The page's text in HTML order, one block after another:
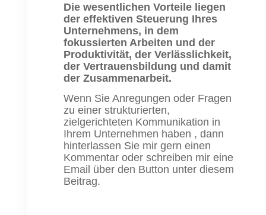
Die wesentlichen Vorteile liegen
der effektiven Steuerung Ihres
Unternehmens, in dem
fokussierten Arbeiten und der
Produktivität, der Verlässlichkeit,
der Vertrauensbildung und damit
der Zusammenarbeit.
Wenn Sie Anregungen oder Fragen
zu einer strukturierten,
zielgerichteten Kommunikation in
Ihrem Unternehmen haben , dann
hinterlassen Sie mir gern einen
Kommentar oder schreiben mir eine
Email über den Button unter diesem
Beitrag.